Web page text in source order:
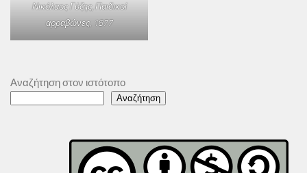
Νικόλαος Γύζης,Παιδικοί
αρραβώνες, 1877
Αναζήτηση στον ιστότοπο
Αναζήτηση